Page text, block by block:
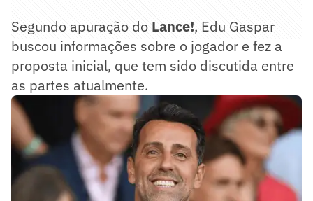
Segundo apuração do Lance!, Edu Gaspar
buscou informações sobre o jogador e fez a
proposta inicial, que tem sido discutida entre
as partes atualmente.